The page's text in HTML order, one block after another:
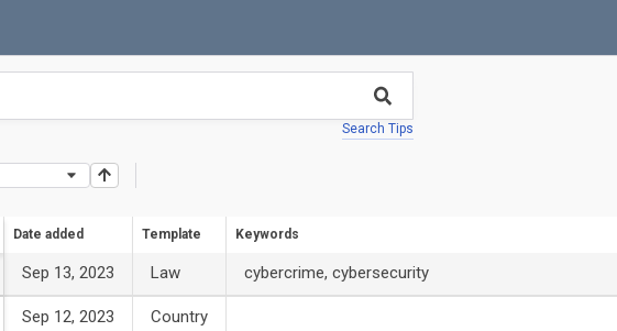
Search Tips
Date added Template Keywords
Sep 13, 2023 Law cybercrime cybersecurity
Sep 12, 2023 Country